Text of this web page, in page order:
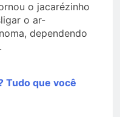
o jacarézinho
o ar-
dependendo
Tudo que você